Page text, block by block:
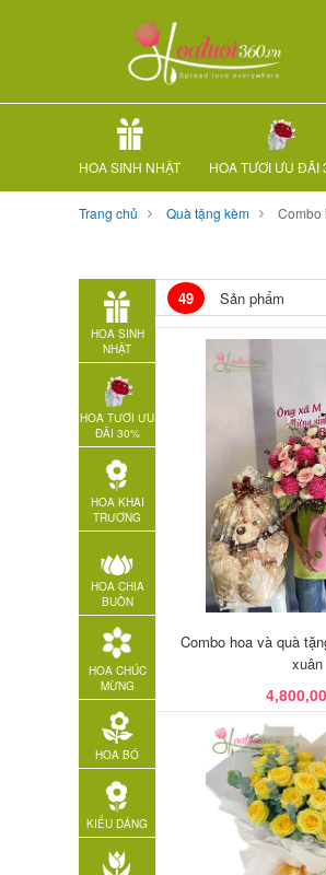
HOA SINH NHẬT HOA TƯƠI ƯU ĐÃI
Trang chủ Quà tặng kèm Combo
HOA SINH
NHẬT
HOA TƯƠI ƯU
ĐÃI 30%
HOA KHAI
TRƯƠNG
HOA CHIA
BUỒN
HOA CHÚC
MỪNG
HOA BÓ
KIỂU DÁNG
49 Sản phẩm
Combo hoa và quà
xuân